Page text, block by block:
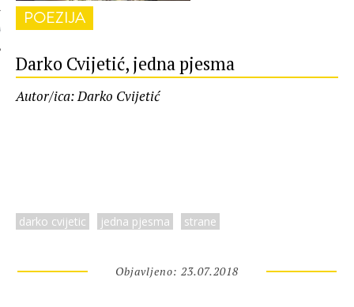
POEZIJA
Darko Cvijetić, jedna pjesma
Autor/ica: Darko Cvijetić
darko cvijetic jedna pjesma strane
Objavljeno: 23.07.2018